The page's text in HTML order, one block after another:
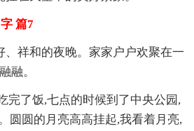
篇7
、祥和的夜晚。家家户户欢聚在一
融。
完了饭,七点的时候到了中央公园,
圆圆的月亮高高挂起,我看着月亮,